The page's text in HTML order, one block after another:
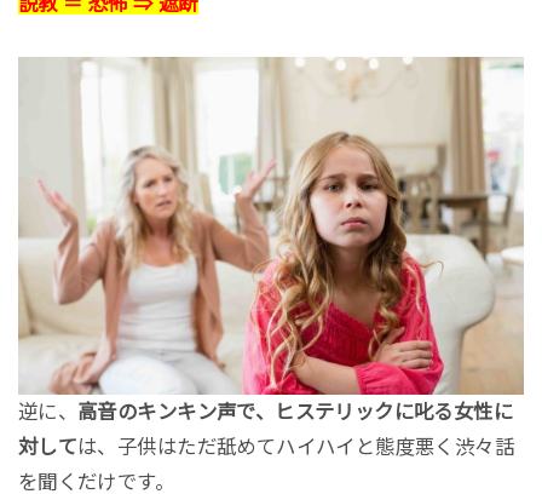
逆に、 高音のキンキン声で、ヒステリックに叱る女性に
対しては、子供はただ舐めてハイハイと態度悪く渋々話
を聞くだけです。